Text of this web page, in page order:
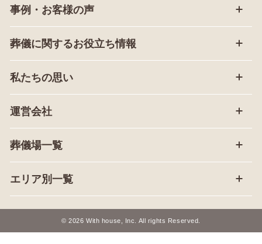
事例・お客様の声
葬儀に関するお役立ち情報
私たちの思い
運営会社
葬儀場一覧
エリア別一覧
© 2026 With house, Inc. All rights Reserved.